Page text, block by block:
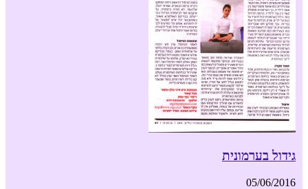
גידול בערמונית
05/06/2016